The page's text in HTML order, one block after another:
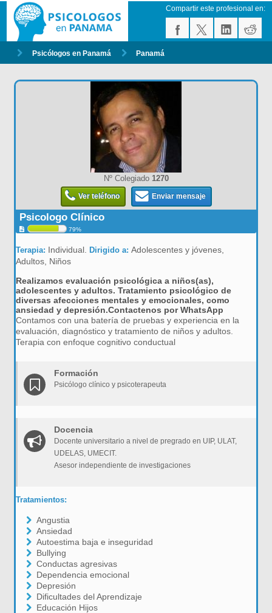
Compartir este profesional en:
Psicólogos en Panamá Panamá
Nº Colegiado 1270
Ver teléfono Enviar mensaje
Psicologo Clínico
79%
Terapia: Individual.Dirigido a:Adolescentes y jóvenes,
Adultos, Niños
Realizamos evaluación psicológica a niños(as),
adolescentes y adultos. Tratamiento psicológico de
diversas afecciones mentales y emocionales, como
ansiedad y depresión.Contactenos por WhatsApp
Contamos con una batería de pruebas y experiencia en la
evaluación, diagnóstico y tratamiento de niños y adultos.
Terapia con enfoque cognitivo conductual
Formación
Psicólogo clínico y psicoterapeuta
Docencia
Docente universitario a nivel de pregrado en UIP, ULAT,
UDELAS, UMECIT.
Asesor independiente de investigaciones
Tratamientos:
Angustia
Ansiedad
Autoestima baja e inseguridad
Bullying
Conductas agresivas
Dependencia emocional
Depresión
Dificultades del Aprendizaje
Educación Hijos